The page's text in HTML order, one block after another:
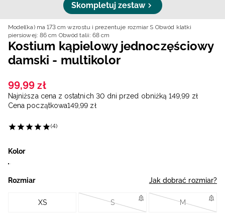
Skompletuj zestaw
Model(ka) ma 173 cm wzrostu i prezentuje rozmiar S Obwód klatki
piersiowej: 86 cm Obwód talii: 68 cm
Kostium kąpielowy jednoczęściowy
damski - multikolor
99,99 zł
Najniższa cena z ostatnich 30 dni przed obniżką 149,99 zł
Cena początkowa149,99 zł
(4)
Kolor
Rozmiar Jak dobrać rozmiar?
XS S M